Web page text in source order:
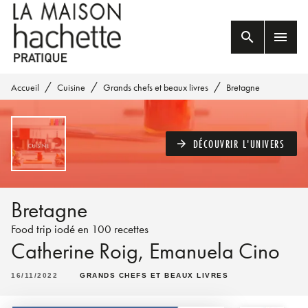
MENU RECHERCHE
PIED DE PAGE
search menu
Accueil / Cuisine / Grands chefs et beaux livres / Bretagne
arrow_forward DÉCOUVRIR L'UNIVERS
Bretagne
Food trip iodé en 100 recettes
Catherine Roig, Emanuela Cino
16/11/2022 GRANDS CHEFS ET BEAUX LIVRES